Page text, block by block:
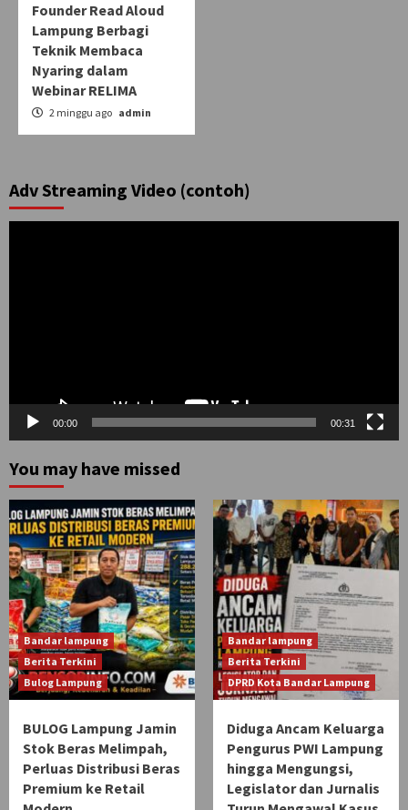
Founder Read Aloud
Lampung Berbagi
Teknik Membaca
Nyaring dalam
Webinar RELIMA
2 minggu ago admin
Adv Streaming Video (contoh)
00:00 00:31
You may have missed
Bandar lampung
Berita Terkini
Bulog Lampung
BULOG Lampung Jamin
Stok Beras Melimpah,
Perluas Distribusi Beras
Premium ke Retail
Bandar lampung
Berita Terkini
DPRD Kota Bandar Lampung
Diduga Ancam Keluarga
Pengurus PWI Lampung
hingga Mengungsi,
Legislator dan Jurnalis